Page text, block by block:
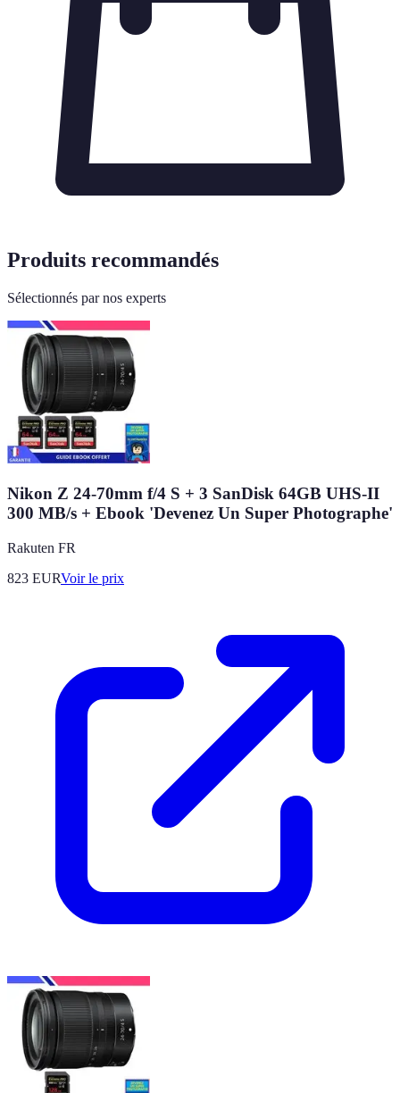
Produits recommandés
Sélectionnés par nos experts
Nikon Z 24-70mm f/4 S + 3 SanDisk 64GB UHS-II
300 MB/s + Ebook 'Devenez Un Super Photographe'
Rakuten FR
823 EURVoir le prix